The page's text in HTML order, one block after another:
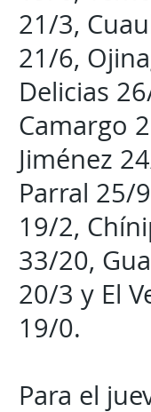
21/3,
21/6,
Delicias
Camargo
Jiménez
Parral 25/
19/2,
33/20,
20/3 y El
19/0.
Para el